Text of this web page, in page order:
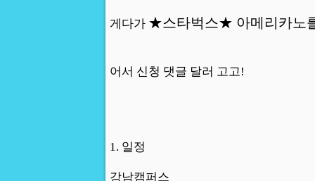
게다가 ★스타벅스★ 아메리카노
어서 신청 댓글 달러 고고!
1. 일정
강남캠퍼스